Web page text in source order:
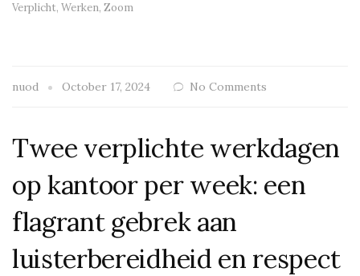
Verplicht, Werken, Zoom
nuod October 17, 2024 No Comments
Twee verplichte werkdagen
op kantoor per week: een
flagrant gebrek aan
luisterbereidheid en respect